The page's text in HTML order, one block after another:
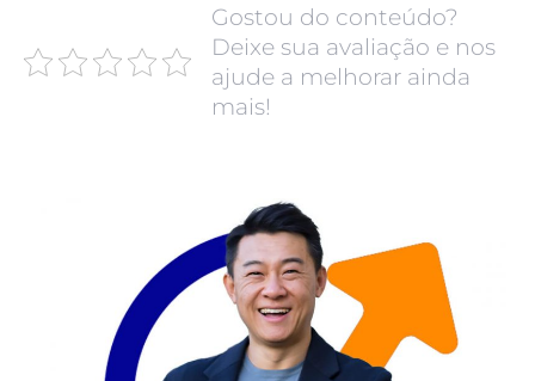
Gostou do conteúdo?
Deixe sua avaliação e nos
ajude a melhorar ainda
mais!